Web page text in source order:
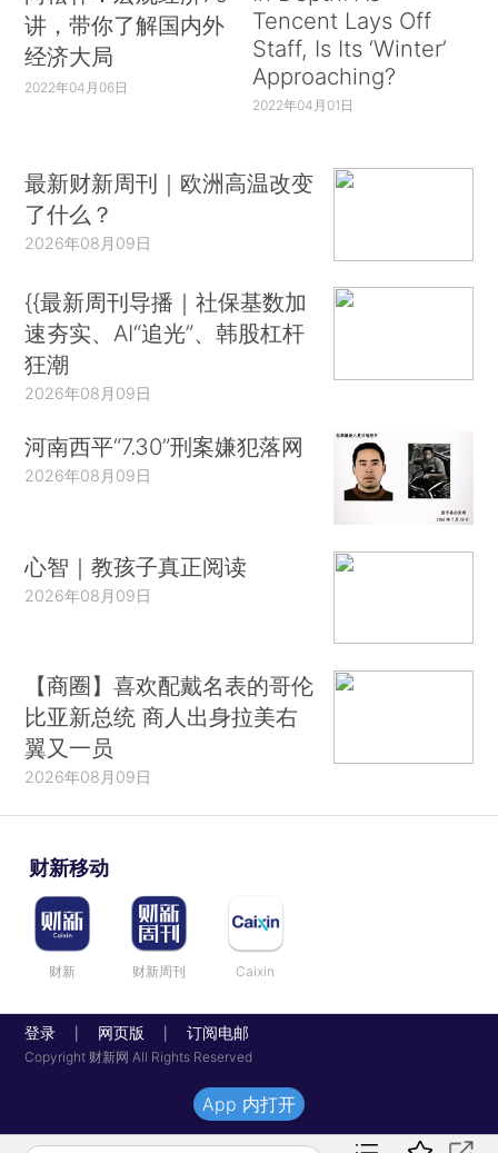
讲，带你了解国内外
经济大局
2022年04月06日
Tencent Lays Off
Staff, Is Its ‘Winter’
Approaching?
2022年04月01日
最新财新周刊｜欧洲高温改变
了什么？
2026年08月09日
{{最新周刊导播｜社保基数加
速夯实、AI“追光”、韩股杠杆
狂潮
2026年08月09日
河南西平“7.30”刑案嫌犯落网
2026年08月09日
心智｜教孩子真正阅读
2026年08月09日
【商圈】喜欢配戴名表的哥伦
比亚新总统 商人出身拉美右
翼又一员
2026年08月09日
财新移动
财新 财新周刊 Caixin
登录 网页版 订阅电邮
Copyright 财新网 All Rights Reserved
App 内打开